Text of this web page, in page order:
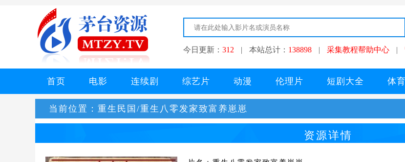
今日更新： 312 | 本站总计： 138898 | 采集教程帮助中心 |
首页 电影 连续剧 综艺片 动漫 伦理片 短剧大全 体
当前位置： 重生民国/重生八零发家致富养崽崽
资源详情